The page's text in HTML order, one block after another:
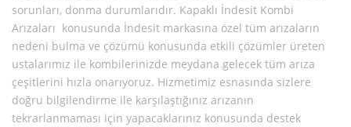
sorunları, donma durumlarıdır. Kapaklı İndesit Kombi
Arızaları konusunda İndesit markasına özel tüm arızaların
nedeni bulma ve çözümü konusunda etkili çözümler üreten
ustalarımız ile kombilerinizde meydana gelecek tüm arıza
çeşitlerini hızla onarıyoruz. Hizmetimiz esnasında sizlere
doğru bilgilendirme ile karşılaştığınız arızanın
tekrarlanmaması için yapacaklarınız konusunda destek